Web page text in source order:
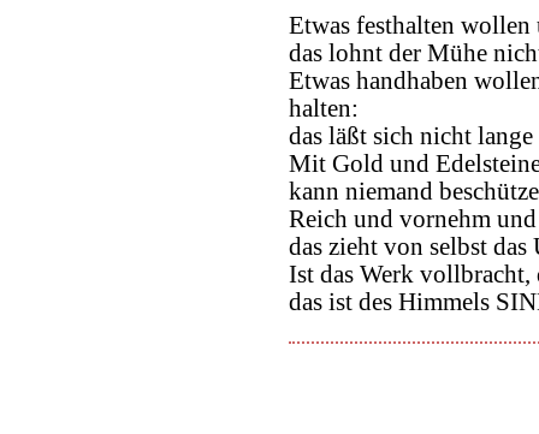
Etwas festhalten
das lohnt der Mühe
Etwas handhaben
halten:
das läßt sich nicht lange
Mit Gold und
kann niemand
Reich und vornehm
das zieht von selbst
Ist das Werk
das ist des Himmels